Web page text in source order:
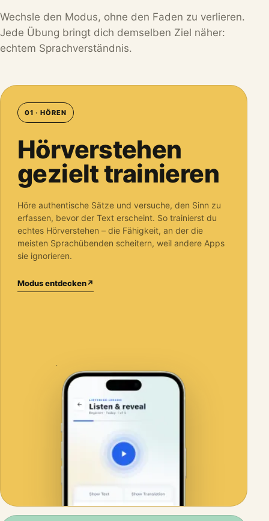
Wechsle den Modus, ohne den Faden zu verlieren.
Jede Übung bringt dich demselben Ziel näher:
echtem Sprachverständnis.
01 · HÖREN
Hörverstehen
gezielt trainieren
Höre authentische Sätze und versuche, den Sinn zu
erfassen, bevor der Text erscheint. So trainierst du
echtes Hörverstehen – die Fähigkeit, an der die
meisten Sprachübenden scheitern, weil andere Apps
sie ignorieren.
Modus entdecken↗